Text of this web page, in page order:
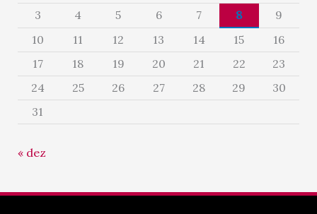
3
4 5 6 7 8
9
10
11 12 13 14 15
16
17
18 19 20 21 22
23
24
25 26 27 28 29
30
31
« dez